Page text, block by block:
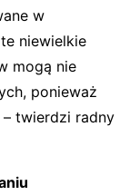
w
niewielkie
mogą nie
ponieważ
twierdzi radny